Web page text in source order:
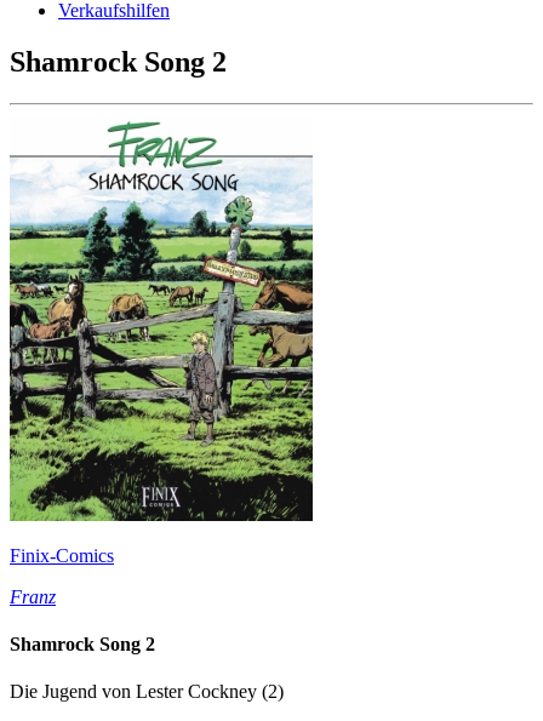
Verkaufshilfen
Shamrock Song 2
Finix-Comics
Franz
Shamrock Song 2
Die Jugend von Lester Cockney (2)